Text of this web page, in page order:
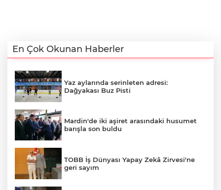
En Çok Okunan Haberler
Yaz aylarında serinleten adresi:
Dağyakası Buz Pisti
Mardin'de iki aşiret arasındaki husumet
barışla son buldu
TOBB İş Dünyası Yapay Zekâ Zirvesi'ne
geri sayım